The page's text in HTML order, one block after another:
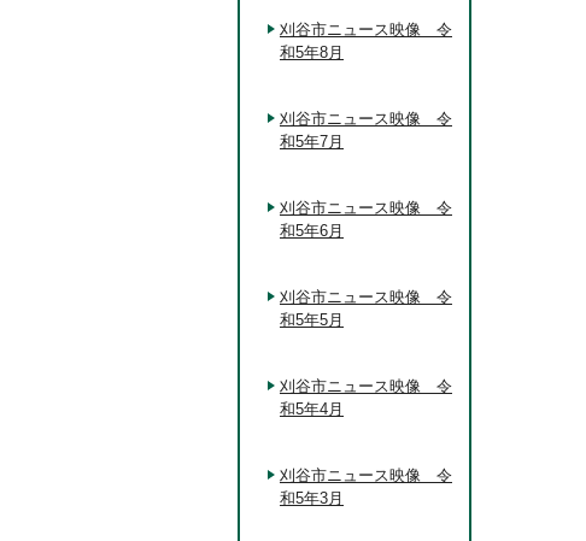
刈谷市ニュース映像 令
和5年8月
刈谷市ニュース映像 令
和5年7月
刈谷市ニュース映像 令
和5年6月
刈谷市ニュース映像 令
和5年5月
刈谷市ニュース映像 令
和5年4月
刈谷市ニュース映像 令
和5年3月